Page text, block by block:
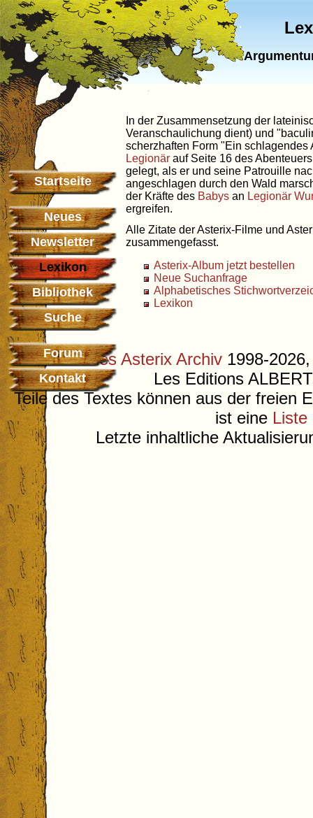
Startseite
Neues
Newsletter
Lexikon
Bibliothek
Suche
Forum
Kontakt
In der Zusammensetzung der
Veranschaulichung dient) und
scherzhaften Form "Ein
Legionär auf Seite 16 des
gelegt, als er und seine Patrouille
angeschlagen durch den Wald
der Kräfte des Babys an Legionär
ergreifen.
Alle Zitate der Asterix-Filme und
zusammengefasst.
Asterix-Album jetzt bestellen
Neue Suchanfrage
Alphabetisches
Lexikon
©Deutsches Asterix Archiv 1998-
Les Editions
Teile des Textes können aus der freien
ist eine Liste
Letzte inhaltliche